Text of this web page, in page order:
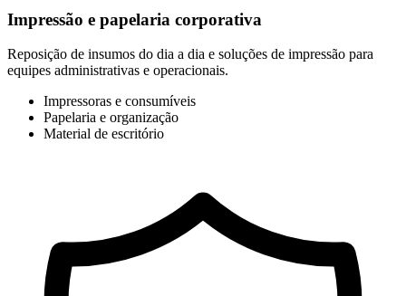
Impressão e papelaria corporativa
Reposição de insumos do dia a dia e soluções de impressão para
equipes administrativas e operacionais.
Impressoras e consumíveis
Papelaria e organização
Material de escritório